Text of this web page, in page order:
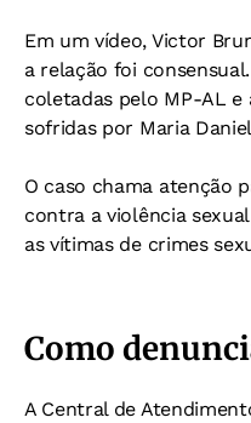
Em um vídeo, Victor
a relação foi
coletadas pelo MP-AL e
sofridas por Maria
O caso chama atenção
contra a violência
as vítimas de crimes
Como
A Central de